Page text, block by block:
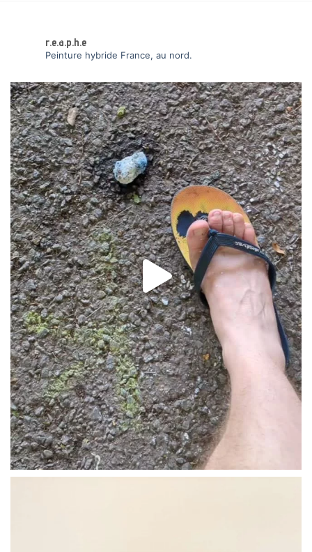
r.e.a.p.h.e
Peinture hybride France, au nord.